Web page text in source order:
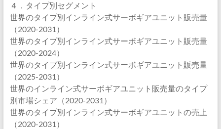
４．タイプ別セグメント
世界のタイプ別インライン式サーボギアユニット販売量
（2020-2031）
世界のタイプ別インライン式サーボギアユニット販売量
（2020-2024）
世界のタイプ別インライン式サーボギアユニット販売量
（2025-2031）
世界のインライン式サーボギアユニット販売量のタイプ
別市場シェア（2020-2031）
世界のタイプ別インライン式サーボギアユニットの売上
（2020-2031）